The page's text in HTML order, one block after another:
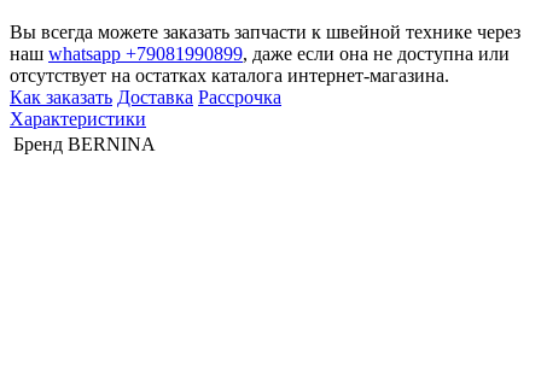
Вы всегда можете заказать запчасти к швейной технике через
наш whatsapp +79081990899, даже если она не доступна или
отсутствует на остатках каталога интернет-магазина.
Как заказать Доставка Рассрочка
Характеристики
Бренд BERNINA